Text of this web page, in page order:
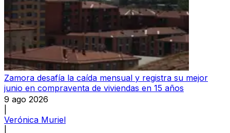
Zamora desafía la caída mensual y registra su mejor
junio en compraventa de viviendas en 15 años
9 ago 2026
Verónica Muriel